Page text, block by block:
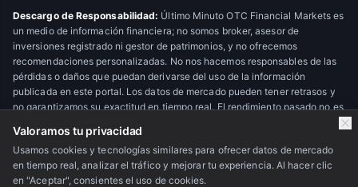
Descargo de Responsabilidad: Último Minuto OTC Financial Markets es
un medio de información financiera; no somos broker, asesor de
inversiones registrado ni gestor de patrimonios, y no ofrecemos
recomendaciones personalizadas. No nos hacemos responsables de las
pérdidas o daños que puedan derivarse del uso de la información
publicada en este portal. Los datos de mercado pueden tener retrasos y
no garantizamos su exactitud en tiempo real. El rendimiento pasado no es
© 2026 Último Minuto OTC Financial Markets. Todos los derechos
Valoramos tu privacidad
Usamos cookies y tecnologías similares para ofrecer datos de mercado
en tiempo real, analizar el tráfico y mejorar tu experiencia. Al hacer clic
en "Aceptar", consientes el uso de cookies.